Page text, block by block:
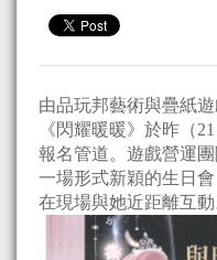
由品玩邦藝術與疊紙
《閃耀暖暖》於昨（
報名管道。遊戲營運
一場形式新穎的生日
在現場與她近距離互動